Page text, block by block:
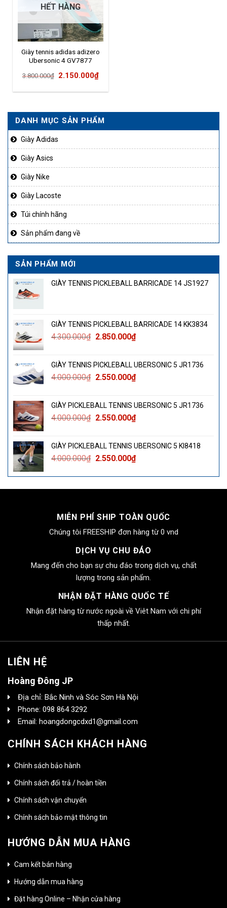
HẾT HÀNG
Giày tennis adidas adizero
Ubersonic 4 GV7877
3.800.000₫ Giá
3.800.000₫.
2.150.000₫Giá
là:
2.150.000₫.
DANH MỤC SẢN PHẨM
Giày Adidas
Giày Asics
Giày Nike
Giày Lacoste
Túi chính hãng
Sản phẩm đang về
SẢN PHẨM MỚI
GIÀY TENNIS PICKLEBALL BARRICADE 14 JS1927
GIÀY TENNIS PICKLEBALL BARRICADE 14 KK3834
4.300.000₫ Giá
4.300.000₫.
2.850.000₫Giá
là:
2.850.000₫.
GIÀY TENNIS PICKLEBALL UBERSONIC 5 JR1736
4.000.000₫ Giá
4.000.000₫.
2.550.000₫Giá
là:
2.550.000₫.
GIÀY PICKLEBALL TENNIS UBERSONIC 5 JR1736
4.000.000₫ Giá
4.000.000₫.
2.550.000₫Giá
là:
2.550.000₫.
GIÀY PICKLEBALL TENNIS UBERSONIC 5 KI8418
4.000.000₫ Giá
là:
4.000.000₫.
2.550.000₫Giá
tại
là:
MIỄN PHÍ SHIP TOÀN QUỐC
Chúng tôi FREESHIP đơn hàng từ 0 vnd
DỊCH VỤ CHU ĐÁO
Mang đến cho bạn sự chu đáo trong dịch vụ, chất
lượng trong sản phẩm.
NHẬN ĐẶT HÀNG QUỐC TẾ
Nhận đặt hàng từ nước ngoài về Viêt Nam với chi phí
thấp nhất.
LIÊN HỆ
Hoàng Đông JP
Địa chỉ: Bắc Ninh và Sóc Sơn Hà Nội
Phone: 098 864 3292
Email: hoangdongcdxd1@gmail.com
CHÍNH SÁCH KHÁCH HÀNG
Chính sách bảo hành
Chính sách đổi trả / hoàn tiền
Chính sách vận chuyển
Chính sách bảo mật thông tin
HƯỚNG DẪN MUA HÀNG
Cam kết bán hàng
Hướng dẫn mua hàng
Đặt hàng Online – Nhận cửa hàng